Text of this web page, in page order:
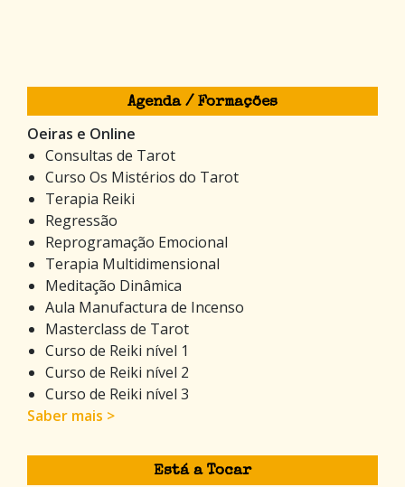
Agenda / Formações
Oeiras e Online
Consultas de Tarot
Curso Os Mistérios do Tarot
Terapia Reiki
Regressão
Reprogramação Emocional
Terapia Multidimensional
Meditação Dinâmica
Aula Manufactura de Incenso
Masterclass de Tarot
Curso de Reiki nível 1
Curso de Reiki nível 2
Curso de Reiki nível 3
Saber mais >
Está a Tocar